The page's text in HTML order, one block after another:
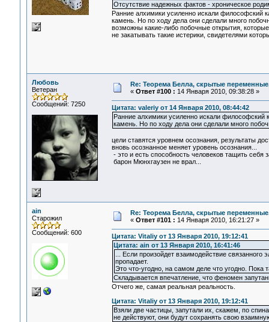
Отсутствие надежных фактов - хроническое
Ранние алхимики усиленно искали философский
камень. Но по ходу дела они сделали много
возможны какие-либо побочные открытия,
не закатывать такие истерики, свидетелями
Любовь
Ветеран
Сообщений: 7250
Re: Теорема Белла, скрытые
« Ответ #100 : 14 Января 2010, 09:38:28 »
Цитата: valeriy от 14 Января 2010, 08:44:42
Ранние алхимики усиленно искали философский
камень. Но по ходу дела они сделали много
цели ставятся уровнем осознания, результаты
вновь осознанное меняет уровень осознания...
- это и есть способность человеков тащить себя
барон Мюнхгаузен не врал...
ain
Старожил
Сообщений: 600
Re: Теорема Белла, скрытые
« Ответ #101 : 14 Января 2010, 16:21:27 »
Цитата: Vitaliy от 13 Января 2010, 19:12:41
Цитата: ain от 13 Января 2010, 16:41:46
... Если произойдет взаимодействие связанного
пропадает.
Это что-угодно, на самом деле что угодно. Пока
Складывается впечатление, что феномен
Отчего же, самая реальная реальность.
Цитата: Vitaliy от 13 Января 2010, 19:12:41
Взяли две частицы, запутали их, скажем, по
не действуют, они будут сохранять свою